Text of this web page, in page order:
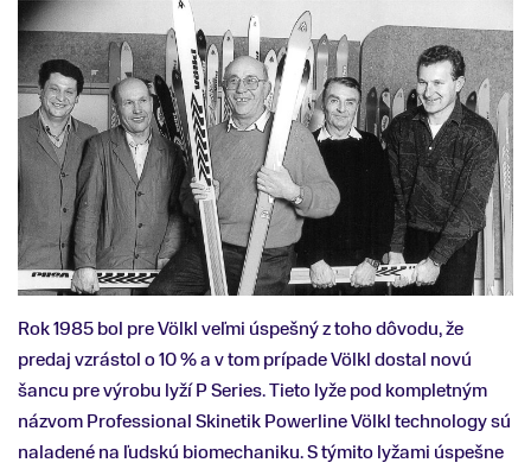
Rok 1985 bol pre Völkl veľmi úspešný z toho dôvodu, že
predaj vzrástol o 10 % a v tom prípade Völkl dostal novú
šancu pre výrobu lyží P Series. Tieto lyže pod kompletným
názvom Professional Skinetik Powerline Völkl technology sú
naladené na ľudskú biomechaniku. S týmito lyžami úspešne